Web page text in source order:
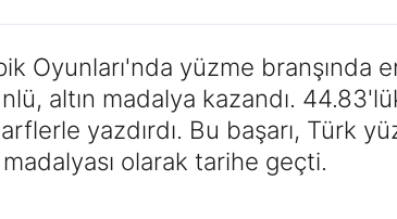
Oyunları'nda yüzme branşında
altın madalya kazandı.
yazdırdı. Bu başarı, Türk
olarak tarihe geçti.